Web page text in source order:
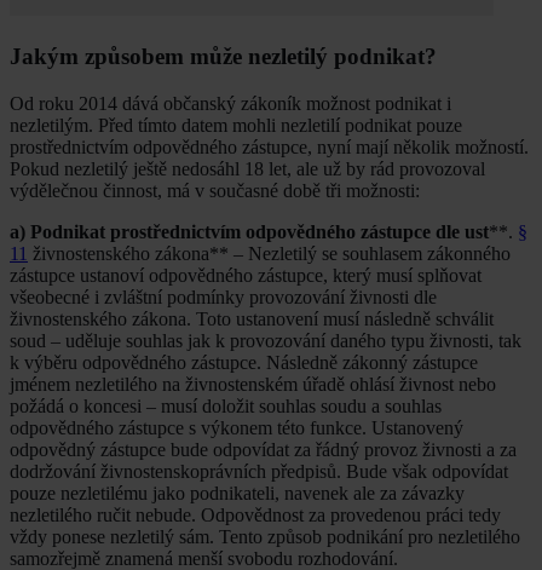
Jakým způsobem může nezletilý podnikat?
Od roku 2014 dává občanský zákoník možnost podnikat i
nezletilým. Před tímto datem mohli nezletilí podnikat pouze
prostřednictvím odpovědného zástupce, nyní mají několik možností.
Pokud nezletilý ještě nedosáhl 18 let, ale už by rád provozoval
výdělečnou činnost, má v současné době tři možnosti:
a) Podnikat prostřednictvím odpovědného zástupce dle ust**. §
11 živnostenského zákona** – Nezletilý se souhlasem zákonného
zástupce ustanoví odpovědného zástupce, který musí splňovat
všeobecné i zvláštní podmínky provozování živnosti dle
živnostenského zákona. Toto ustanovení musí následně schválit
soud – uděluje souhlas jak k provozování daného typu živnosti, tak
k výběru odpovědného zástupce. Následně zákonný zástupce
jménem nezletilého na živnostenském úřadě ohlásí živnost nebo
požádá o koncesi – musí doložit souhlas soudu a souhlas
odpovědného zástupce s výkonem této funkce. Ustanovený
odpovědný zástupce bude odpovídat za řádný provoz živnosti a za
dodržování živnostenskoprávních předpisů. Bude však odpovídat
pouze nezletilému jako podnikateli, navenek ale za závazky
nezletilého ručit nebude. Odpovědnost za provedenou práci tedy
vždy ponese nezletilý sám. Tento způsob podnikání pro nezletilého
samozřejmě znamená menší svobodu rozhodování.